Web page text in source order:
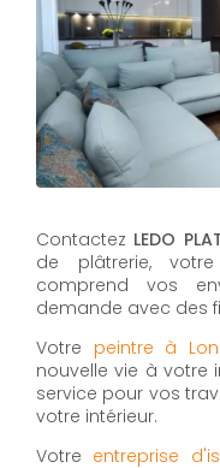
Contactez LEDO
de plâtrerie, votre
comprend vos
demande avec des
Votre peintre à
nouvelle vie à votre
service pour vos
votre intérieur.
Votre entreprise